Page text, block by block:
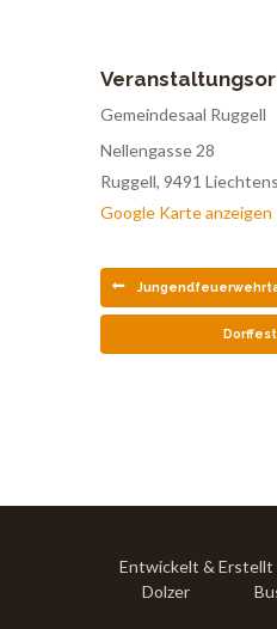
Gemeindesaal Ruggell
Nellengasse 28
Ruggell, 9491
Google Karte anzeigen
Entwickelt & Erstellt
Dolzer